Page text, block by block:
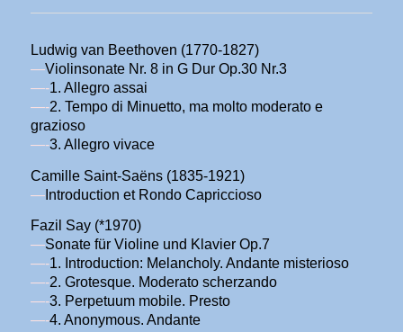
Ludwig van Beethoven (1770-1827)
—Violinsonate Nr. 8 in G Dur Op.30 Nr.3
—-1. Allegro assai
—-2. Tempo di Minuetto, ma molto moderato e
grazioso
—-3. Allegro vivace
Camille Saint-Saëns (1835-1921)
—Introduction et Rondo Capriccioso
Fazil Say (*1970)
—Sonate für Violine und Klavier Op.7
—-1. Introduction: Melancholy. Andante misterioso
—-2. Grotesque. Moderato scherzando
—-3. Perpetuum mobile. Presto
—-4. Anonymous. Andante